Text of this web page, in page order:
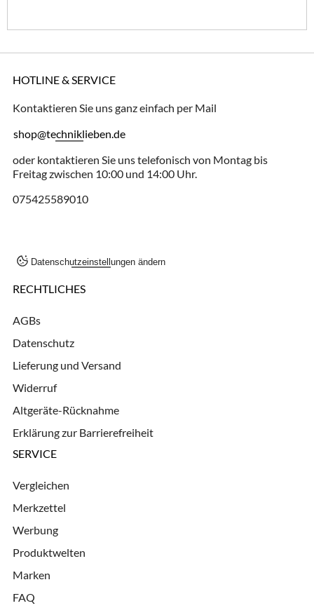
HOTLINE & SERVICE
Kontaktieren Sie uns ganz einfach per Mail
shop@techniklieben.de
oder kontaktieren Sie uns telefonisch von Montag bis
Freitag zwischen 10:00 und 14:00 Uhr.
075425589010
Datenschutzeinstellungen ändern
RECHTLICHES
AGBs
Datenschutz
Lieferung und Versand
Widerruf
Altgeräte-Rücknahme
Erklärung zur Barrierefreiheit
SERVICE
Vergleichen
Merkzettel
Werbung
Produktwelten
Marken
FAQ